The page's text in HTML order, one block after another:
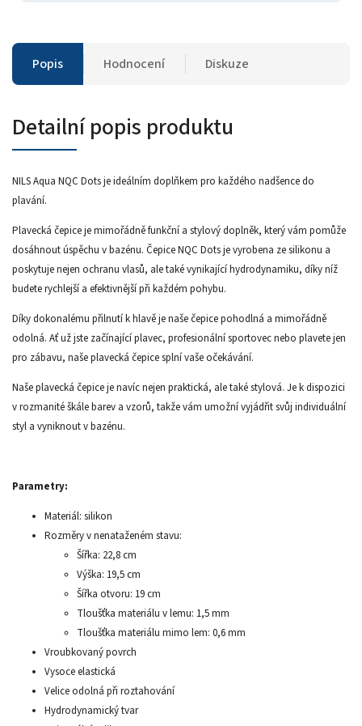
Popis Hodnocení Diskuze
Detailní popis produktu
NILS Aqua NQC Dots je ideálním doplňkem pro každého nadšence do
plavání.
Plavecká čepice je mimořádně funkční a stylový doplněk, který vám pomůže
dosáhnout úspěchu v bazénu. Čepice NQC Dots je vyrobena ze silikonu a
poskytuje nejen ochranu vlasů, ale také vynikající hydrodynamiku, díky níž
budete rychlejší a efektivnější při každém pohybu.
Díky dokonalému přilnutí k hlavě je naše čepice pohodlná a mimořádně
odolná. Ať už jste začínající plavec, profesionální sportovec nebo plavete jen
pro zábavu, naše plavecká čepice splní vaše očekávání.
Naše plavecká čepice je navíc nejen praktická, ale také stylová. Je k dispozici
v rozmanité škále barev a vzorů, takže vám umožní vyjádřit svůj individuální
styl a vyniknout v bazénu.
Parametry:
Materiál: silikon
Rozměry v nenataženém stavu:
Šířka: 22,8 cm
Výška: 19,5 cm
Šířka otvoru: 19 cm
Tloušťka materiálu v lemu: 1,5 mm
Tloušťka materiálu mimo lem: 0,6 mm
Vroubkovaný povrch
Vysoce elastická
Velice odolná při roztahování
Hydrodynamický tvar